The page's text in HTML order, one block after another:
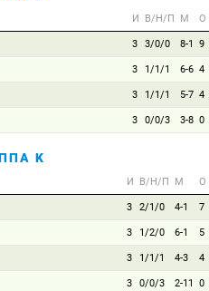
И В/Н/П М О
3 3/0/0 8-1 9
3 1/1/1 6-6 4
3 1/1/1 5-7 4
3 0/0/3 3-8 0
K
И В/Н/П М О
3 2/1/0 4-1 7
3 1/2/0 6-1 5
3 1/1/1 4-3 4
3 0/0/3 2-11 0